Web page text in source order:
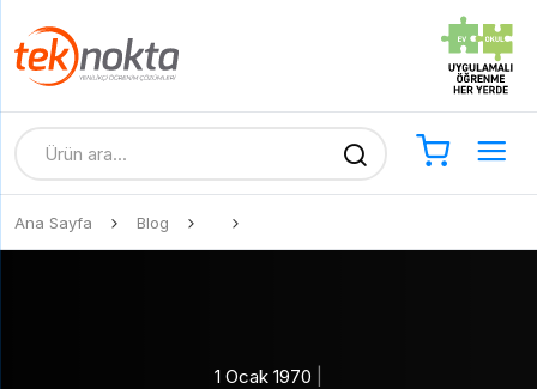
Ana Sayfa Blog
1 Ocak 1970